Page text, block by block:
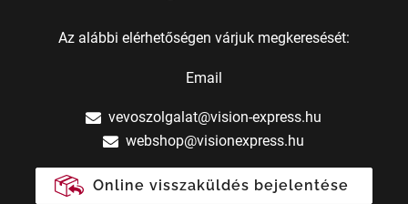
Az alábbi elérhetőségen várjuk megkeresését:
Email
vevoszolgalat@vision-express.hu
webshop@visionexpress.hu
Online visszaküldés bejelentése